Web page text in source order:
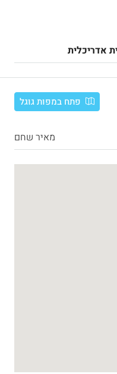
פתח במפות גוגל
מאיר שחם